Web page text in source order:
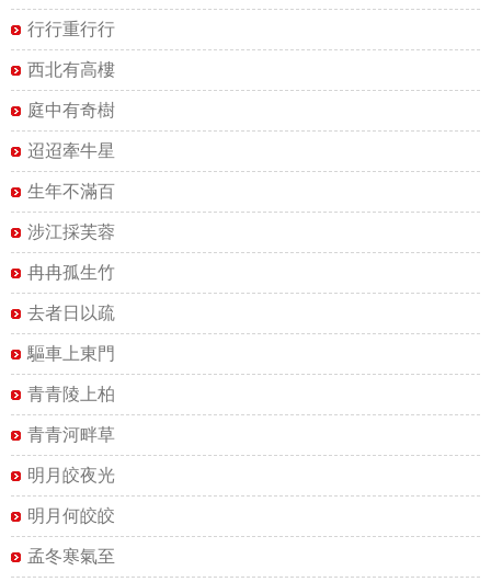
行行重行行
西北有高樓
庭中有奇樹
迢迢牽牛星
生年不滿百
涉江採芙蓉
冉冉孤生竹
去者日以疏
驅車上東門
青青陵上柏
青青河畔草
明月皎夜光
明月何皎皎
孟冬寒氣至